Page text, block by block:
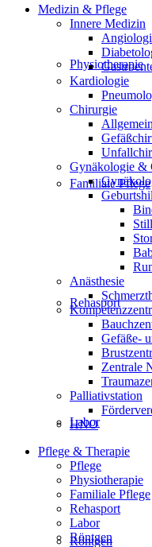
Physiotherapie
Familiale Pflege
Rehasport
Labor
Röntgen
Medizin & Pflege
Innere Medizin
Kardiologie
Chirurgie
Gynäkologie &
Anästhesie
Gefäße-
Zentrale
Palliativstation
HNO
Pflege & Therapie
Pflege
Physiotherapie
Familiale Pflege
Rehasport
Labor
Röntgen